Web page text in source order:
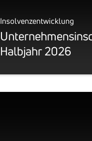
Insolvenzentwicklung
Halb­jahr 2026